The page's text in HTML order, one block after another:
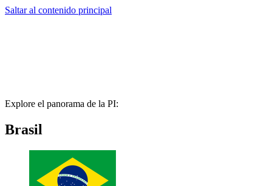
Saltar al contenido principal
Explore el panorama de la PI:
Brasil